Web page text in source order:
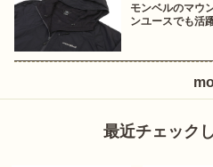
モンベルのマウ
ンユースでも活
最近チェック